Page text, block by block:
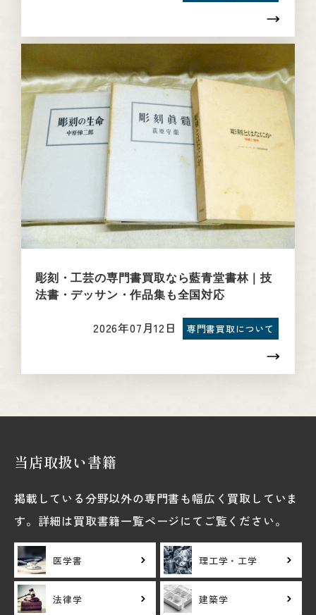
彫刻・工芸の専門書買取なら藍青堂書林｜技
法書・デッサン・作品集も全国対応
2026年07月12日 専門書買取について
当店取扱い書籍
掲載している分野以外の専門書も幅広く買取していま
す。詳細は買取書籍一覧ページにてご覧ください。
医学書 理工学・工学
法律学 建築学